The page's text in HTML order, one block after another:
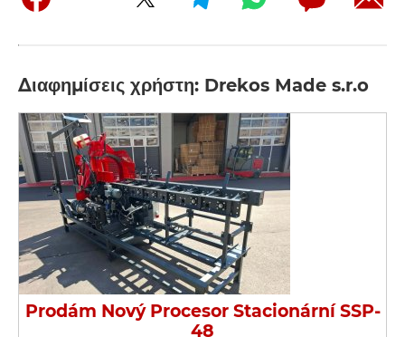
Διαφημίσεις χρήστη: Drekos Made s.r.o
Prodám Nový Procesor Stacionární SSP-
48